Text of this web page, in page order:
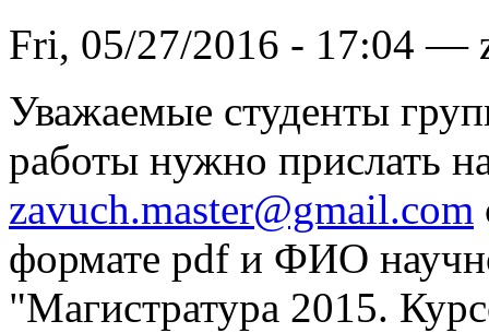
Fri, 05/27/2016 - 17:04 —
Уважаемые студенты
работы нужно прислать
zavuch.master@gmail.com
формате pdf и ФИО
"Магистратура 2015.